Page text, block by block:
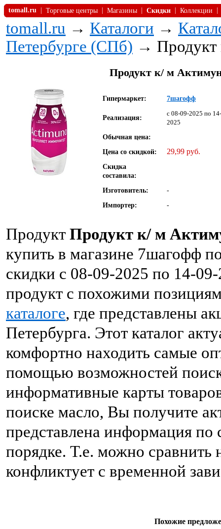
tomall.ru Торговые центры Магазины Скидки Коллекции
tomall.ru → Каталоги →
Петербурге (СПб) → Продукт
Продукт к/ м
Гипермаркет: 7шагофф
Реализация:
c 08-09-2025 по
2025
Обычная цена:
Цена со скидкой:
29,99 руб.
Скидка
составила:
Изготовитель:
-
Импортер:
-
Продукт Продукт к/ м
купить в магазине 7шагофф
скидки с 08-09-2025 по 14-
продукт с похожими
каталоге, где представлены
Петербурга. Этот каталог
комфортно находить самые
помощью возможностей
информативные карты
поиске масло, Вы получите
представлена информация
порядке. Т.е. можно сравнить
конфликтует с временной
Похожие